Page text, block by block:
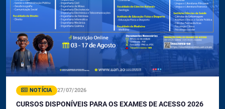
NOTÍCIA 27/07/2026
CURSOS DISPONÍVEIS PARA OS EXAMES DE ACESSO 2026